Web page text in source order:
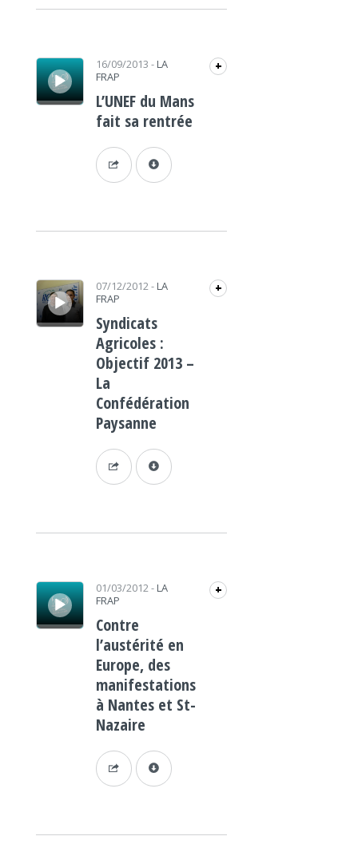
Lecteur audio 16/09/2013 - LA
FRAP
+
L’UNEF du Mans
fait sa rentrée
Lecteur audio 07/12/2012- LA
FRAP
+
Syndicats
Agricoles :
Objectif 2013 –
La
Confédération
Paysanne
Lecteur audio 01/03/2012- LA
FRAP
+
Contre
l’austérité en
Europe, des
manifestations
à Nantes et St-
Nazaire